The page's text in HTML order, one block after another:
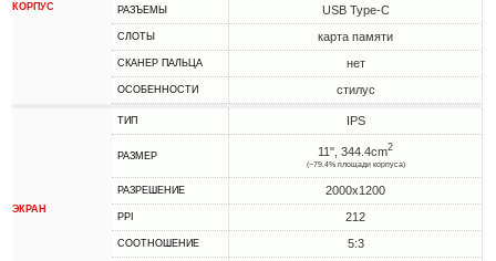
КОРПУС РАЗЪЕМЫ USB Type-C
СЛОТЫ карта памяти
СКАНЕР ПАЛЬЦА нет
ОСОБЕННОСТИ стилус
ЭКРАН
ТИП IPS
РАЗМЕР 11", 344.4cm2
(~79.4% площади корпуса)
РАЗРЕШЕНИЕ 2000x1200
PPI 212
СООТНОШЕНИЕ 5:3